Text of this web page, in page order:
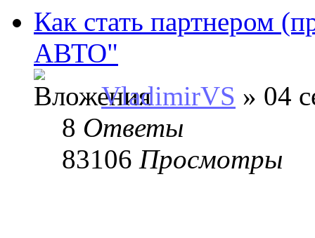
Как стать партнером
АВТО"
VladimirVS » 04
8 Ответы
83106 Просмотры